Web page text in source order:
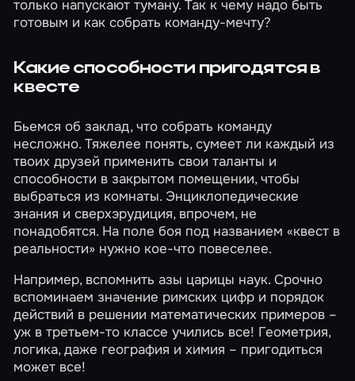
только напускают туману. Так к чему надо быть
готовым и как собрать команду-мечту?
Какие способности пригодятся в
квесте
Бьемся об заклад, что собрать команду
несложно. Тяжелее понять, сумеет ли каждый из
твоих друзей применить свои таланты и
способности в закрытом помещении, чтобы
выбраться из комнаты. Энциклопедические
знания и сверхэрудиция, впрочем, не
понадобятся. На поле боя под названием «квест в
реальности» нужно кое-что повеселее.
Например, вспомнить азы царицы наук. Срочно
вспоминаем значение римских цифр и порядок
действий в решении математических примеров –
уж в третьем-то классе учились все! Геометрия,
логика, даже география и химия – пригодиться
может все!